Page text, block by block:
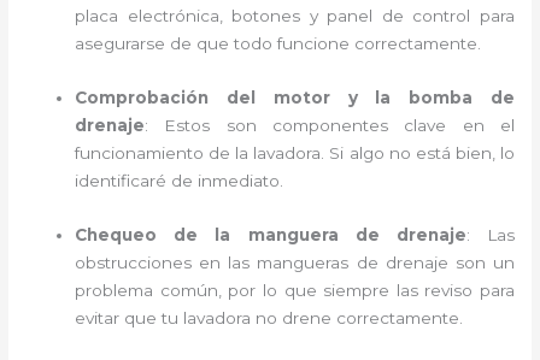
placa electrónica, botones y panel de control para
asegurarse de que todo funcione correctamente.
Comprobación del motor y la bomba de
drenaje: Estos son componentes clave en el
funcionamiento de la lavadora. Si algo no está bien, lo
identificaré de inmediato.
Chequeo de la manguera de drenaje: Las
obstrucciones en las mangueras de drenaje son un
problema común, por lo que siempre las reviso para
evitar que tu lavadora no drene correctamente.